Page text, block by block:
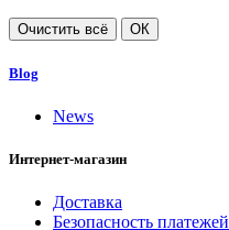
Очистить всё ОК
Blog
News
Интернет-магазин
Доставка
Безопасность платежей